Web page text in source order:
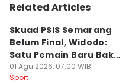
Related Articles
Skuad PSIS Semarang
Belum Final, Widodo:
Satu Pemain Baru Bakal
Gabung
01 Agu 2026, 07:00 WIB
Sport